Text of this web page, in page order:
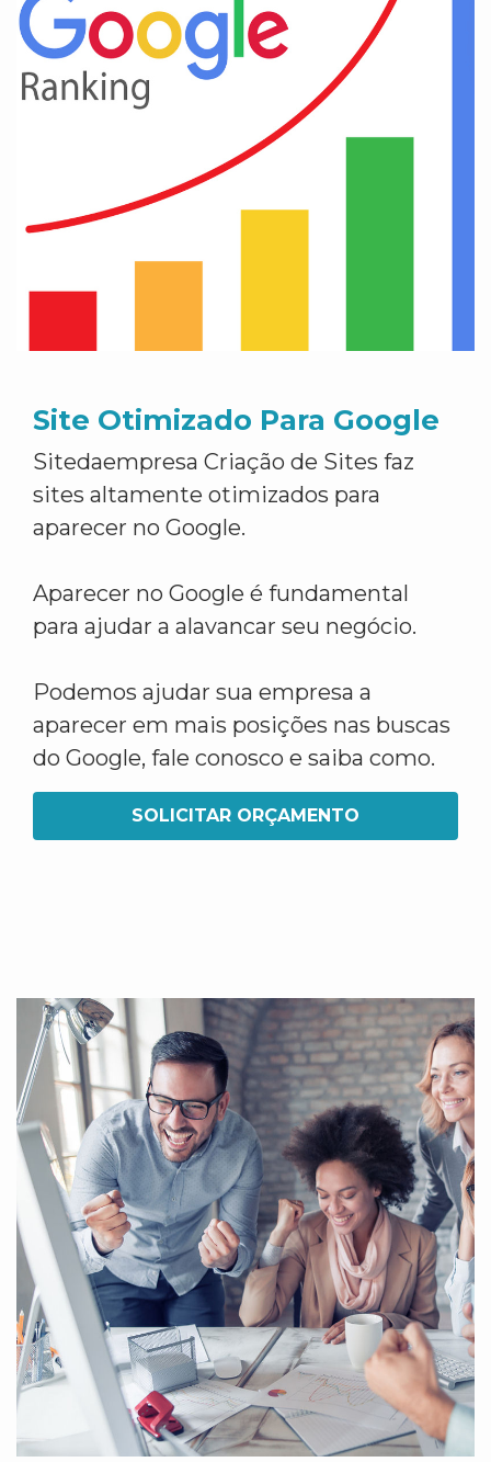
Site Otimizado Para Google
Sitedaempresa Criação de Sites faz
sites altamente otimizados para
aparecer no Google.
Aparecer no Google é fundamental
para ajudar a alavancar seu negócio.
Podemos ajudar sua empresa a
aparecer em mais posições nas buscas
do Google, fale conosco e saiba como.
SOLICITAR ORÇAMENTO